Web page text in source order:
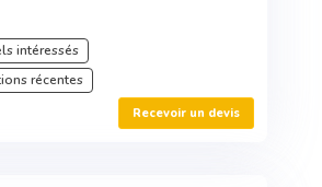
intéressés
récentes
Recevoir un devis